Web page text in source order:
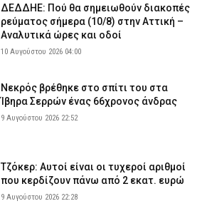
ΔΕΔΔΗΕ: Πού θα σημειωθούν διακοπές
ρεύματος σήμερα (10/8) στην Αττική –
Αναλυτικά ώρες και οδοί
10 Αυγούστου 2026 04:00
Νεκρός βρέθηκε στο σπίτι του στα
Ίβηρα Σερρών ένας 66χρονος άνδρας
9 Αυγούστου 2026 22:52
Τζόκερ: Αυτοί είναι οι τυχεροί αριθμοί
που κερδίζουν πάνω από 2 εκατ. ευρώ
9 Αυγούστου 2026 22:28